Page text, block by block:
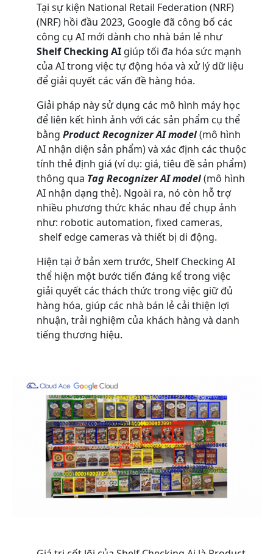
Tại sự kiện National Retail Federation (NRF)
(NRF) hồi đầu 2023, Google đã công bố các
công cụ AI mới dành cho nhà bán lẻ như
Shelf Checking AI giúp tối đa hóa sức mạnh
của AI trong việc tự động hóa và xử lý dữ liệu
để giải quyết các vấn đề hàng hóa.
Giải pháp này sử dụng các mô hình máy học
để liên kết hình ảnh với các sản phẩm cụ thể
bằng Product Recognizer AI model(mô hình
AI nhận diện sản phẩm) và xác định các thuộc
tính thẻ định giá (ví dụ: giá, tiêu đề sản phẩm)
thông qua Tag Recognizer AI model(mô hình
AI nhận dạng thẻ). Ngoài ra, nó còn hỗ trợ
nhiều phương thức khác nhau để chụp ảnh
như: robotic automation, fixed cameras,
shelf edge cameras và thiết bị di động.
Hiện tại ở bản xem trước, Shelf Checking AI
thể hiện một bước tiến đáng kể trong việc
giải quyết các thách thức trong việc giữ đủ
hàng hóa, giúp các nhà bán lẻ cải thiện lợi
nhuận, trải nghiệm của khách hàng và danh
tiếng thương hiệu.